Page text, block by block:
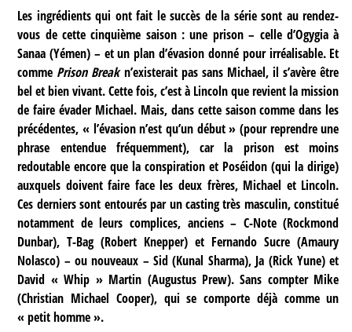
Les ingrédients qui ont fait le succès de la série sont au rendez-
vous de cette cinquième saison : une prison – celle d’Ogygia à
Sanaa (Yémen) – et un plan d’évasion donné pour irréalisable. Et
comme Prison Breakn’existerait pas sans Michael, il s’avère être
bel et bien vivant. Cette fois, c’est à Lincoln que revient la mission
de faire évader Michael. Mais, dans cette saison comme dans les
précédentes, « l’évasion n’est qu’un début » (pour reprendre une
phrase entendue fréquemment), car la prison est moins
redoutable encore que la conspiration et Poséidon (qui la dirige)
auxquels doivent faire face les deux frères, Michael et Lincoln.
Ces derniers sont entourés par un casting très masculin, constitué
notamment de leurs complices, anciens – C-Note (Rockmond
Dunbar), T-Bag (Robert Knepper) et Fernando Sucre (Amaury
Nolasco) – ou nouveaux – Sid (Kunal Sharma), Ja (Rick Yune) et
David « Whip » Martin (Augustus Prew). Sans compter Mike
(Christian Michael Cooper), qui se comporte déjà comme un
« petit homme ».